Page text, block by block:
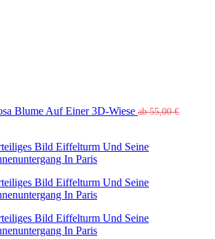
Blume Auf Einer 3D-Wiese ab55,00€